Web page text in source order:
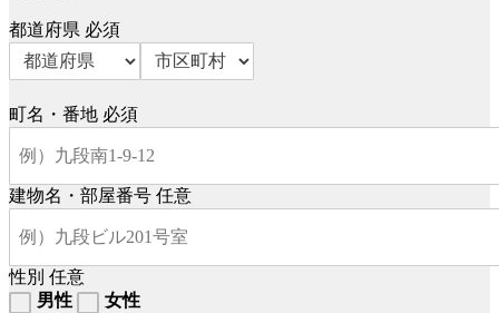
都道府県 必須
町名・番地 必須
建物名・部屋番号 任意
性別 任意
男性
女性